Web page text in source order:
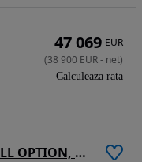
Hitachi 3,7tone, 2023, 737h, FULL OPTION, Cupla rapida HIDRAULICA, 2 cupe excavare NOI, cupa TALUZ INCLINABILA NOUA, senile cauciuc NOI, latime 1,5m, adancime sapare 4m, inst picon pe brate, ridica 2t, Aer cond, posibil leaasing 4 ani-PROMOTIE 38.900 eur+Tva
47 069 EUR
(38 900 EUR- net)
Calculeaza rata